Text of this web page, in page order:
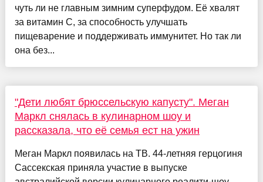
чуть ли не главным зимним суперфудом. Её хвалят
за витамин C, за способность улучшать
пищеварение и поддерживать иммунитет. Но так ли
она без...
"Дети любят брюссельскую капусту". Меган
Маркл снялась в кулинарном шоу и
рассказала, что её семья ест на ужин
Меган Маркл появилась на ТВ. 44-летняя герцогиня
Сассекская приняла участие в выпуске